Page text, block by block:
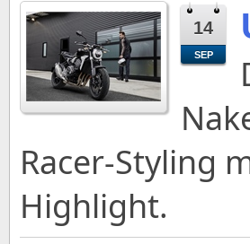
14
SEP
Racer-Styling
Highlight.